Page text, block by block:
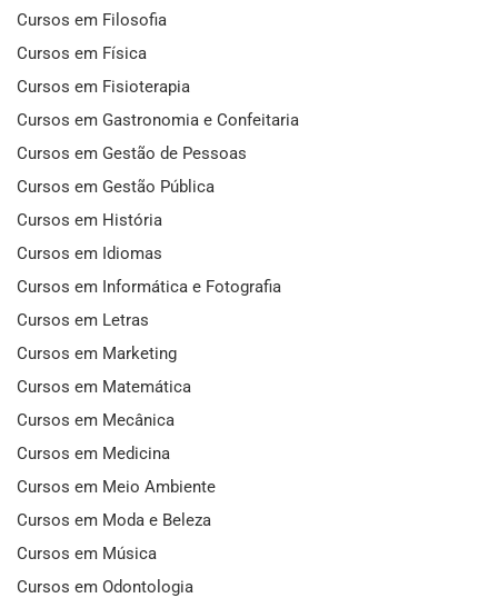
Cursos em Filosofia
Cursos em Física
Cursos em Fisioterapia
Cursos em Gastronomia e Confeitaria
Cursos em Gestão de Pessoas
Cursos em Gestão Pública
Cursos em História
Cursos em Idiomas
Cursos em Informática e Fotografia
Cursos em Letras
Cursos em Marketing
Cursos em Matemática
Cursos em Mecânica
Cursos em Medicina
Cursos em Meio Ambiente
Cursos em Moda e Beleza
Cursos em Música
Cursos em Odontologia